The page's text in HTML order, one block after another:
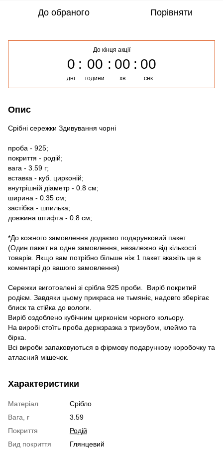
До обраного Порівняти
До кінця акції
0
дні
00
години
00
хв
00
сек
Опис
Срібні сережки Здивування чорні
проба - 925;
покриття - родій;
вага - 3.59 г;
вставка - куб. цирконій;
внутрішній діаметр - 0.8 см;
ширина - 0.35 см;
застібка - шпилька;
довжина штифта - 0.8 см;
*До кожного замовлення додаємо подарунковий пакет
(Один пакет на одне замовлення, незалежно від кількості
товарів. Якщо вам потрібно більше ніж 1 пакет вкажіть це в
коментарі до вашого замовлення)
Сережки виготовлені зі срібла 925 проби. Виріб покритий
родієм. Завдяки цьому прикраса не тьмяніє, надовго зберігає
блиск та стійка до вологи.
Виріб оздоблено кубічним цирконієм чорного кольору.
На виробі стоїть проба держзразка з тризубом, клеймо та
бірка.
Всі вироби запаковуються в фірмову подарункову коробочку та
атласний мішечок.
Характеристики
Матеріал
Срібло
Вага, г
3.59
Покриття
Родій
Вид покриття
Глянцевий